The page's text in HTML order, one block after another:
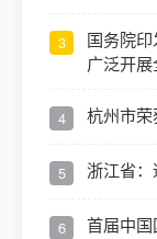
3
国务院
广泛开
4 杭州市荣
5 浙江省
6 首届中